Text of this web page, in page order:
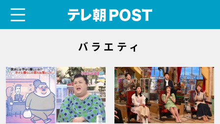
バラエティ